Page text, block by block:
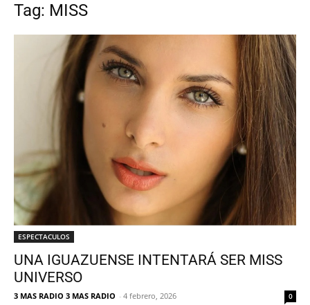
Tag: MISS
ESPECTACULOS
UNA IGUAZUENSE INTENTARÁ SER MISS
UNIVERSO
3 MAS RADIO 3 MAS RADIO - 4 febrero, 2026 0